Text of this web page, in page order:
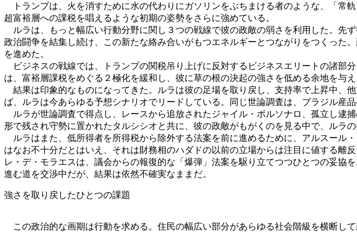
トランプは、火を消すために水の代わりにガソリンをぶちまける者のような、「常
超富裕層への課税を唱えるような初期の姿勢をさらに強めている。
ルラは、もっと幅広い行動分野に関し３つの戦線で彼の政敵の弱さを利用した。先
政治闘争を結集し続け、この新たな絡み合いがもつエネルギーとつながりをつくった
を進めた。
ビジネスの戦線では、トランプの関税吊り上げに反対するビジネスエリートの諸部
は、富裕層課税をめぐる２極化を緩和し、彼に草の根の決起の強さを低める余地を与え
結果は印象的なものになってきた。ルラは彼の足場を取り戻し、支持率で上昇中、
ば、ルラは今あらゆる予想シナリオでリードしている。同じ世論調査は、ブラジル産
ルラが世論調査で得点し、レースから追放されたジャイル・ボルソナロ、孤立し逮
形で残され守勢に置かれたタルシシオと共に、彼の政敵がもがくのを見る中で、ルラ
ルラはまた、低所得者を所得税から除外する法案を前に進めるために、アルスール
はなお不十分だとはいえ、それは財務相のハダドの以前の立場からは注目に値する離
レ・デ・モラエスは、議会からの報復的な「爆弾」法案を駆り立てつつひとつの妥協
進む道を交渉中だが、結果は依然不確実なままだ。
強さを取り戻したひとつの課題
この政治的な画期は行動を求める。住民の幅広い部分があらゆる社会階級を横断し